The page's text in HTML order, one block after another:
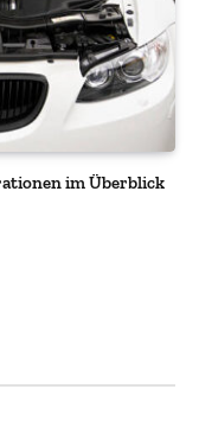
im Überblick